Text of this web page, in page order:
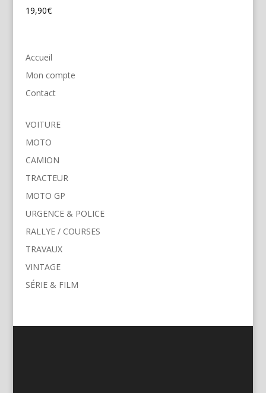
19,90€
Accueil
Mon compte
Contact
VOITURE
MOTO
CAMION
TRACTEUR
MOTO GP
URGENCE & POLICE
RALLYE / COURSES
TRAVAUX
VINTAGE
SÉRIE & FILM